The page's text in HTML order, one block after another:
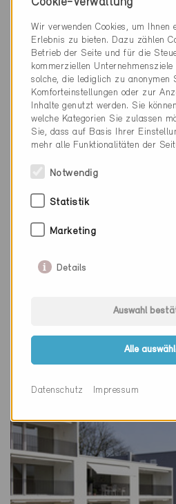
Wir verwenden Cookies, um Ihnen
Erlebnis zu bieten. Dazu zählen
Betrieb der Seite und für die
kommerziellen
solche, die lediglich zu anonymen
Komforteinstellungen oder zur
Inhalte genutzt werden. Sie
welche Kategorien Sie zulassen
Sie, dass auf Basis Ihrer
mehr alle Funktionalitäten der
Notwendig
Statistik
Marketing
Details
Auswahl
Alle
Datenschutz Impressum